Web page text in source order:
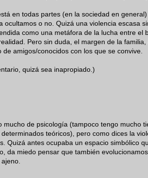
en todas partes (en la sociedad en
ocultamos o no. Quizá una violencia escasa
como una metáfora de la lucha entre el
Pero sin duda, el margen de la
amigos/conocidos con los que se convive.
quizá sea inapropiado.)
de psicología (tampoco tengo mucho
teóricos), pero como dices la
Quizá antes ocupaba un espacio simbólico
da miedo pensar que también